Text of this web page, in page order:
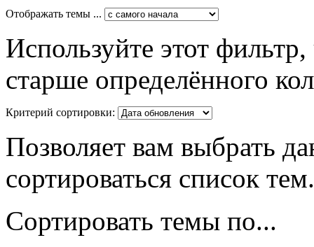
Отображать темы ...
Используйте этот
старше определённого
Критерий сортировки:
Позволяет вам выбрать
сортироваться список тем.
Сортировать темы по...